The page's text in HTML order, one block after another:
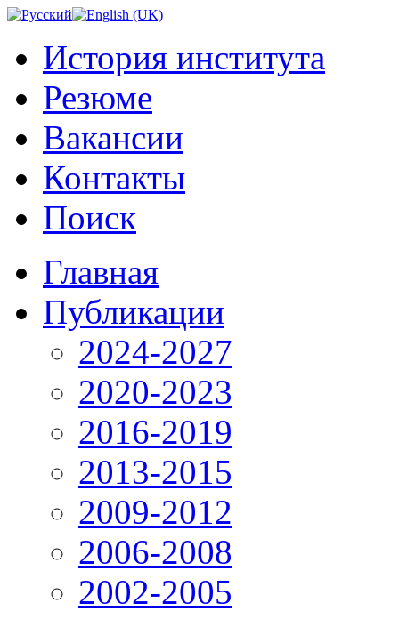
История института
Резюме
Вакансии
Контакты
Поиск
Главная
Публикации
2024-2027
2020-2023
2016-2019
2013-2015
2009-2012
2006-2008
2002-2005